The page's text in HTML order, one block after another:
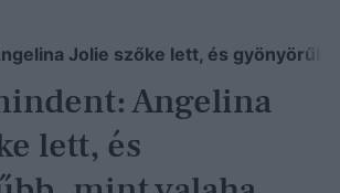
Jolie szőke lett, és
Angelina
lett, és